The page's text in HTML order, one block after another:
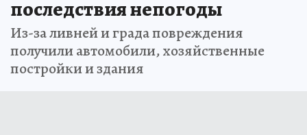
последствия непогоды
Из-за ливней и града повреждения
получили автомобили, хозяйственные
постройки и здания